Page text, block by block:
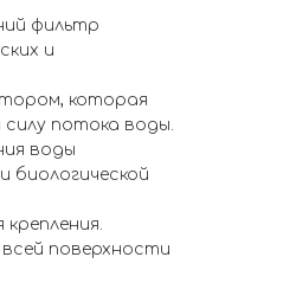
фильтр
и
которая
потока воды.
воды
биологической
поверхности